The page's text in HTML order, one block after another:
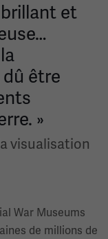
et
être
»
visualisation
War Museums
de millions de